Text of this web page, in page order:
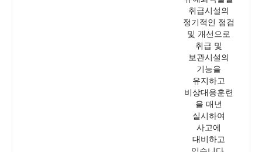
취급시설의
정기적인 점검
및 개선으로
취급 및
보관시설의
기능을
유지하고
비상대응훈련
을 매년
실시하여
사고에
대비하고